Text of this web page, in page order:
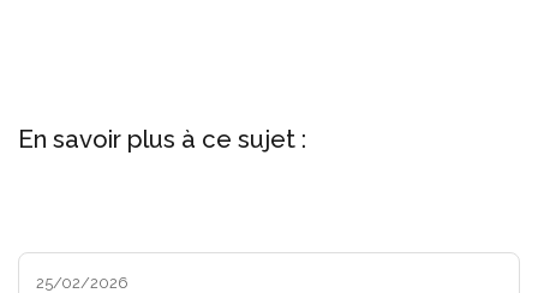
En savoir plus à ce sujet :
25/02/2026